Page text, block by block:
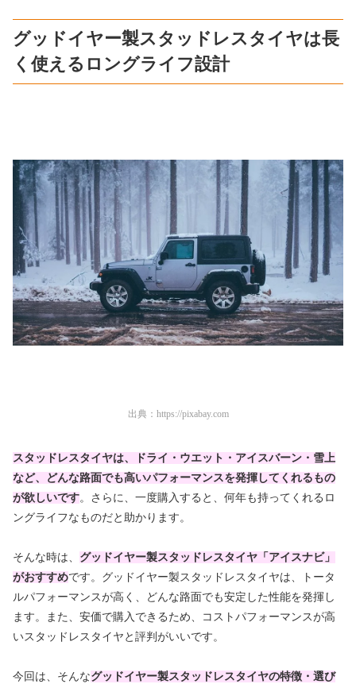
グッドイヤー製スタッドレスタイヤは長
く使えるロングライフ設計
出典： https://pixabay.com
スタッドレスタイヤは、ドライ・ウエット・アイスバーン・雪上
など、どんな路面でも高いパフォーマンスを発揮してくれるもの
が欲しいです。さらに、一度購入すると、何年も持ってくれるロ
ングライフなものだと助かります。
そんな時は、 グッドイヤー製スタッドレスタイヤ「アイスナビ」
がおすすめです。グッドイヤー製スタッドレスタイヤは、トータ
ルパフォーマンスが高く、どんな路面でも安定した性能を発揮し
ます。また、安価で購入できるため、コストパフォーマンスが高
いスタッドレスタイヤと評判がいいです。
今回は、そんなグッドイヤー製スタッドレスタイヤの特徴・選び